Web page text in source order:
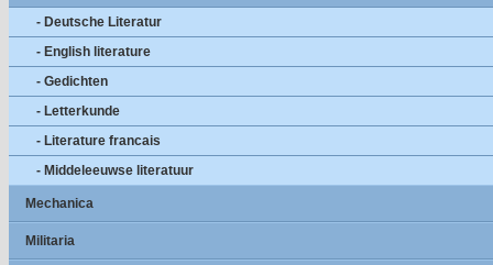
- Deutsche Literatur
- English literature
- Gedichten
- Letterkunde
- Literature francais
- Middeleeuwse literatuur
Mechanica
Militaria